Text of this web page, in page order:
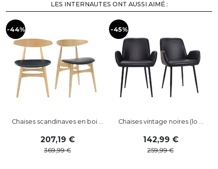
LES INTERNAUTES ONT AUSSI AIMÉ :
-44%
Chaises scandinaves en boi ...
207,19
369,99
-45%
Chaises vintage noires (lo ...
142,99
259,99